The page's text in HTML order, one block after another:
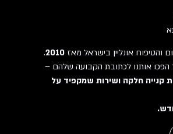
והטיפוח אונליין בישראל מאז2010
.
אותנו לכתובת הקבועה שלהם –
קנייה חלקה ושירות שמקפיד על